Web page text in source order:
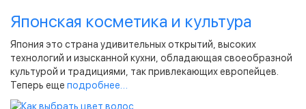
Японская косметика и культура
Япония это страна удивительных открытий, высоких
технологий и изысканной кухни, обладающая своеобразной
культурой и традициями, так привлекающих европейцев.
Теперь еще подробнее…